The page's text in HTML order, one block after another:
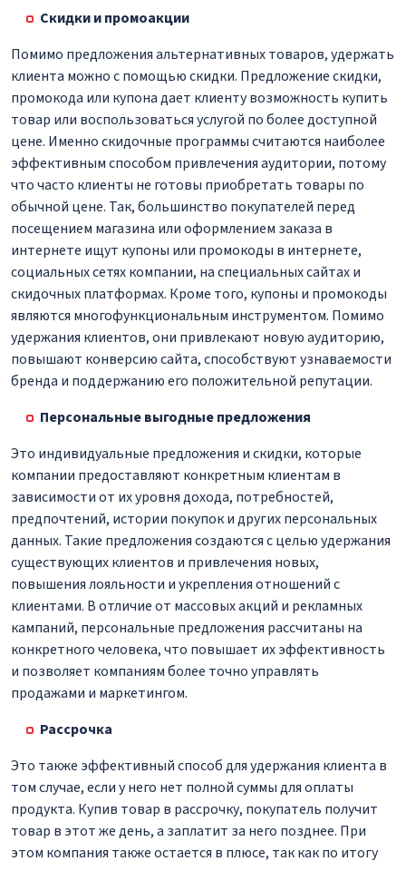
Скидки и промоакции
Помимо предложения альтернативных товаров, удержать
клиента можно с помощью скидки. Предложение скидки,
промокода или купона дает клиенту возможность купить
товар или воспользоваться услугой по более доступной
цене. Именно скидочные программы считаются наиболее
эффективным способом привлечения аудитории, потому
что часто клиенты не готовы приобретать товары по
обычной цене. Так, большинство покупателей перед
посещением магазина или оформлением заказа в
интернете ищут купоны или промокоды в интернете,
социальных сетях компании, на специальных сайтах и
скидочных платформах. Кроме того, купоны и промокоды
являются многофункциональным инструментом. Помимо
удержания клиентов, они привлекают новую аудиторию,
повышают конверсию сайта, способствуют узнаваемости
бренда и поддержанию его положительной репутации.
Персональные выгодные предложения
Это индивидуальные предложения и скидки, которые
компании предоставляют конкретным клиентам в
зависимости от их уровня дохода, потребностей,
предпочтений, истории покупок и других персональных
данных. Такие предложения создаются с целью удержания
существующих клиентов и привлечения новых,
повышения лояльности и укрепления отношений с
клиентами. В отличие от массовых акций и рекламных
кампаний, персональные предложения рассчитаны на
конкретного человека, что повышает их эффективность
и позволяет компаниям более точно управлять
продажами и маркетингом.
Рассрочка
Это также эффективный способ для удержания клиента в
том случае, если у него нет полной суммы для оплаты
продукта. Купив товар в рассрочку, покупатель получит
товар в этот же день, а заплатит за него позднее. При
этом компания также остается в плюсе, так как по итогу